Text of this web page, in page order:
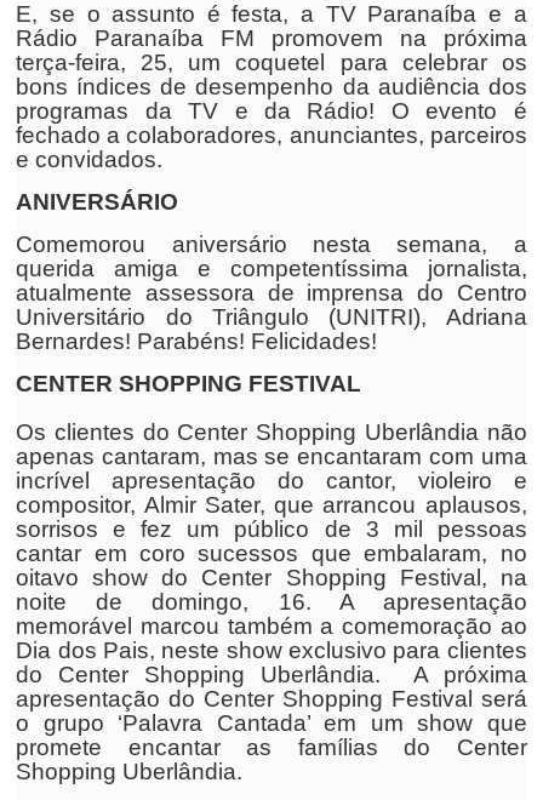
E, se o assunto é festa, a TV Paranaíba e a
Rádio Paranaíba FM promovem na próxima
terça-feira, 25, um coquetel para celebrar os
bons índices de desempenho da audiência dos
programas da TV e da Rádio! O evento é
fechado a colaboradores, anunciantes, parceiros
e convidados.
ANIVERSÁRIO
Comemorou aniversário nesta semana, a
querida amiga e competentíssima jornalista,
atualmente assessora de imprensa do Centro
Universitário do Triângulo (UNITRI), Adriana
Bernardes! Parabéns! Felicidades!
CENTER SHOPPING FESTIVAL
Os clientes do Center Shopping Uberlândia não
apenas cantaram, mas se encantaram com uma
incrível apresentação do cantor, violeiro e
compositor, Almir Sater, que arrancou aplausos,
sorrisos e fez um público de 3 mil pessoas
cantar em coro sucessos que embalaram, no
oitavo show do Center Shopping Festival, na
noite de domingo, 16. A apresentação
memorável marcou também a comemoração ao
Dia dos Pais, neste show exclusivo para clientes
do Center Shopping Uberlândia. A próxima
apresentação do Center Shopping Festival será
o grupo ‘Palavra Cantada’ em um show que
promete encantar as famílias do Center
Shopping Uberlândia.